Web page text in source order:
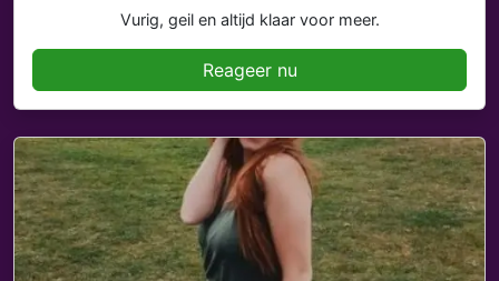
Vurig, geil en altijd klaar voor meer.
Reageer nu